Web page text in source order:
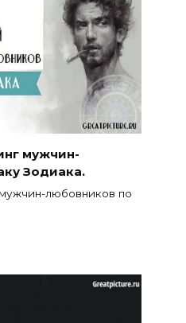
мужчин-
Зодиака.
любовников по